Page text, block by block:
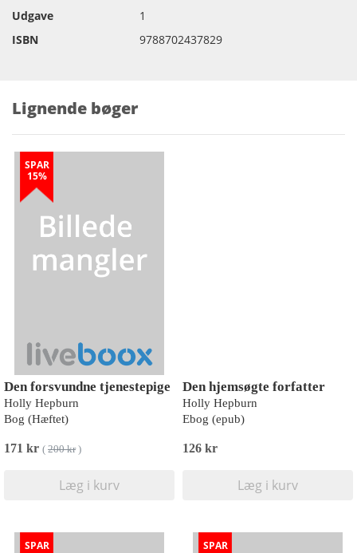
Udgave
1
ISBN
9788702437829
Lignende bøger
SPAR
15%
Den forsvundne tjenestepige
Holly Hepburn
Bog (Hæftet)
171 kr ( 200 kr)
Læg i kurv
Den hjemsøgte forfatter
Holly Hepburn
Ebog (epub)
126 kr
Læg i kurv
SPAR
SPAR